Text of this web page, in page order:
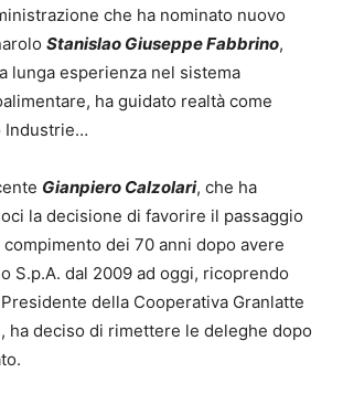
che ha nominato nuovo
Stanislao Giuseppe Fabbrino,
lunga esperienza nel sistema
ha guidato realtà come
Industrie…
Gianpiero Calzolari, che ha
la decisione di favorire il passaggio
dei 70 anni dopo avere
S.p.A. dal 2009 ad oggi, ricoprendo
della Cooperativa Granlatte
ha deciso di rimettere le deleghe dopo